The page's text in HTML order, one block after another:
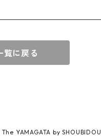
覧に戻る
YAMAGATA by SHOUBIDOU